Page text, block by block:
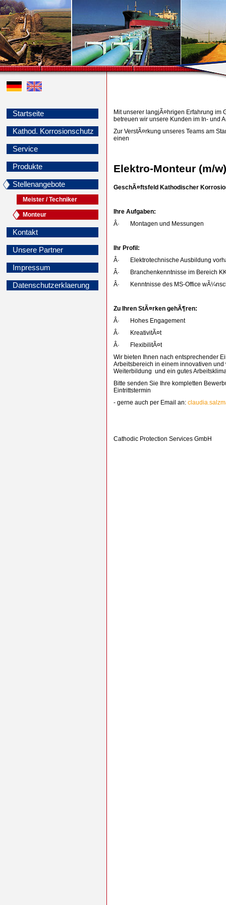
Startseite
Kathod. Korrosionschutz
Service
Produkte
Stellenangebote
Meister / Techniker
Monteur
Kontakt
Unsere Partner
Impressum
Datenschutzerklaerung
Mit unserer langjÃ¤hrigen Erfahrung im
betreuen wir unsere Kunden im In- und
Zur VerstÃ¤rkung unseres Teams am
einen
Elektro-Monteur (m/
GeschÃ¤ftsfeld Kathodischer
Ihre Aufgaben:
Â· Montagen und Messungen
Ihr Profil:
Â· Elektrotechnische Ausbildung
Â· Branchenkenntnisse im Bereich
Â· Kenntnisse des MS-Office
Zu Ihren StÃ¤rken gehÃ¶ren:
Â· Hohes Engagement
Â· KreativitÃ¤t
Â· FlexibilitÃ¤t
Wir bieten Ihnen nach entsprechender
Arbeitsbereich in einem innovativen
Weiterbildung und ein gutes
Bitte senden Sie Ihre kompletten
Eintrittstermin
- gerne auch per Email an:
Cathodic Protection Services GmbH